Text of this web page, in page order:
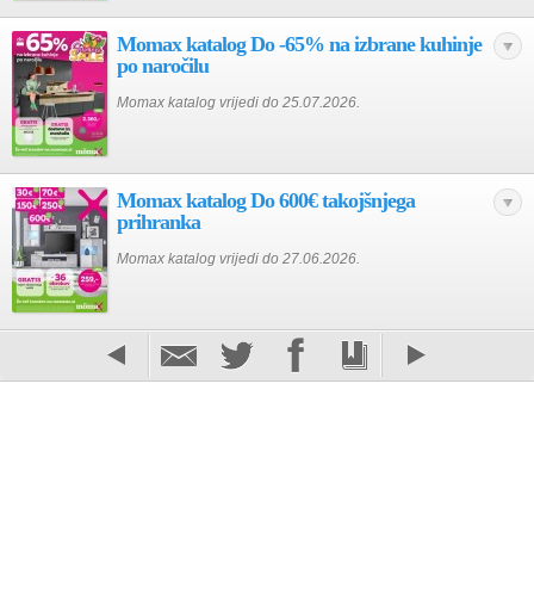
Momax katalog Do -65% na izbrane kuhinje
po naročilu
Momax katalog vrijedi do 25.07.2026.
Momax katalog Do 600€ takojšnjega
prihranka
Momax katalog vrijedi do 27.06.2026.